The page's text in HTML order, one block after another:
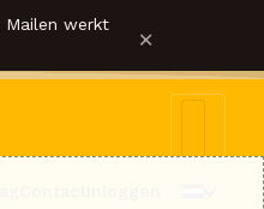
Mailen werkt ×